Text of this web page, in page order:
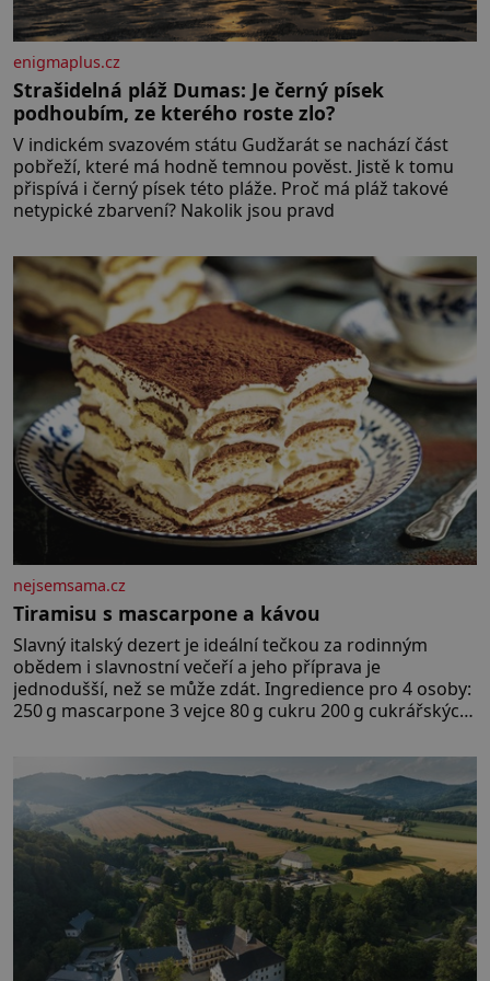
enigmaplus.cz
Strašidelná pláž Dumas: Je černý písek
podhoubím, ze kterého roste zlo?
V indickém svazovém státu Gudžarát se nachází část
pobřeží, které má hodně temnou pověst. Jistě k tomu
přispívá i černý písek této pláže. Proč má pláž takové
netypické zbarvení? Nakolik jsou pravd
nejsemsama.cz
Tiramisu s mascarpone a kávou
Slavný italský dezert je ideální tečkou za rodinným
obědem i slavnostní večeří a jeho příprava je
jednodušší, než se může zdát. Ingredience pro 4 osoby:
250 g mascarpone 3 vejce 80 g cukru 200 g cukrářských
posypání Postup: Oddělte žloutky od bílků. Žloutky
vyšlehejte s cukrem do světlé pěny a postupně do nich
vmíchejte mascarpone, aby vznikl hladký